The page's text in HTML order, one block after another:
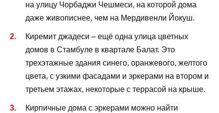
на улицу Чорбаджи Чешмеси, на которой дома
даже живописнее, чем на Мердивенли Йокуш.
Киремит джадеси – ещё одна улица цветных
домов в Стамбуле в квартале Балат. Это
трехэтажные здания синего, оранжевого, желтого
цвета, с узкими фасадами и эркерами на втором и
третьем этажах, некоторые с террасой на крыше.
Кирпичные дома с эркерами можно найти